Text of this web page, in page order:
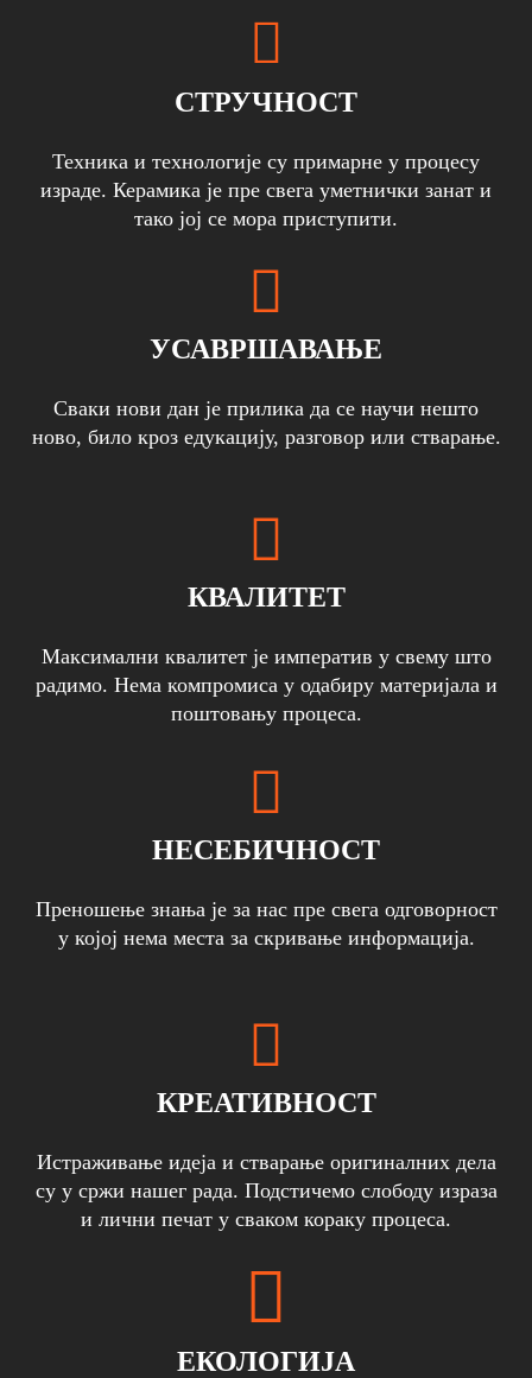
СТРУЧНОСТ
Техника и технологије су примарне у процесу
израде. Керамика је пре свега уметнички занат и
тако јој се мора приступити.
УСАВРШАВАЊЕ
Сваки нови дан је прилика да се научи нешто
ново, било кроз едукацију, разговор или стварање.
КВАЛИТЕТ
Максимални квалитет је императив у свему што
радимо. Нема компромиса у одабиру материјала и
поштовању процеса.
НЕСЕБИЧНОСТ
Преношење знања је за нас пре свега одговорност
у којој нема места за скривање информација.
КРЕАТИВНОСТ
Истраживање идеја и стварање оригиналних дела
су у сржи нашег рада. Подстичемо слободу израза
и лични печат у сваком кораку процеса.
ЕКОЛОГИЈА